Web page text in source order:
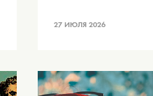
27 ИЮЛЯ 2026